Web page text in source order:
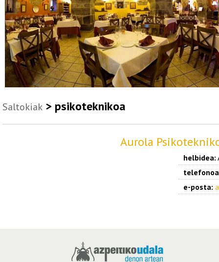
Saltokiak > psikoteknikoa
Aurola
helbidea:
e-posta: